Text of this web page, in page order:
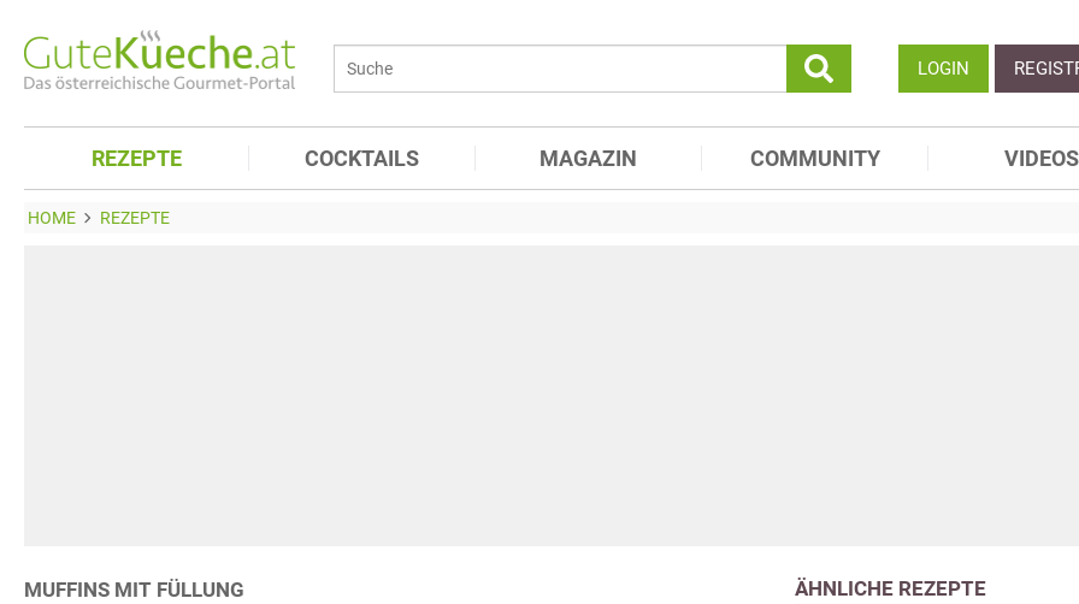
LOGIN
REZEPTE COCKTAILS MAGAZIN COMMUNITY VIDEOS
HOME REZEPTE
MUFFINS MIT FÜLLUNG ÄHNLICHE REZEPTE